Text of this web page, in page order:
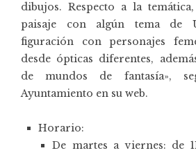
dibujos. Respecto a la
paisaje con algún tema de
figuración con personajes
desde ópticas diferentes,
de mundos de fantasía»,
Ayuntamiento en su web.
Horario:
De martes a viernes: de